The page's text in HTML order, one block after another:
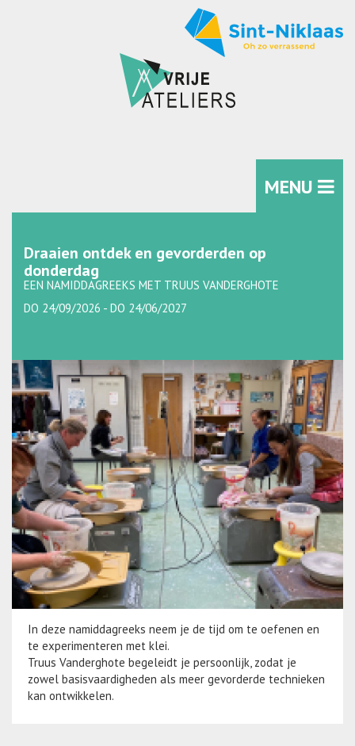
MENU
Draaien ontdek en gevorderden op
donderdag
EEN NAMIDDAGREEKS MET TRUUS VANDERGHOTE
DO 24/09/2026 - DO 24/06/2027
In deze namiddagreeks neem je de tijd om te oefenen en
te experimenteren met klei.
Truus Vanderghote begeleidt je persoonlijk, zodat je
zowel basisvaardigheden als meer gevorderde technieken
kan ontwikkelen.